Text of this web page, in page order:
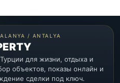
/ ANTALYA
для жизни, отдыха и
объектов, показы онлайн и
сделки под ключ.